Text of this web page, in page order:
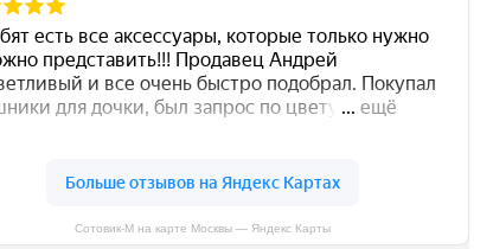
Сотовик-М на карте Москвы — Яндекс Карты